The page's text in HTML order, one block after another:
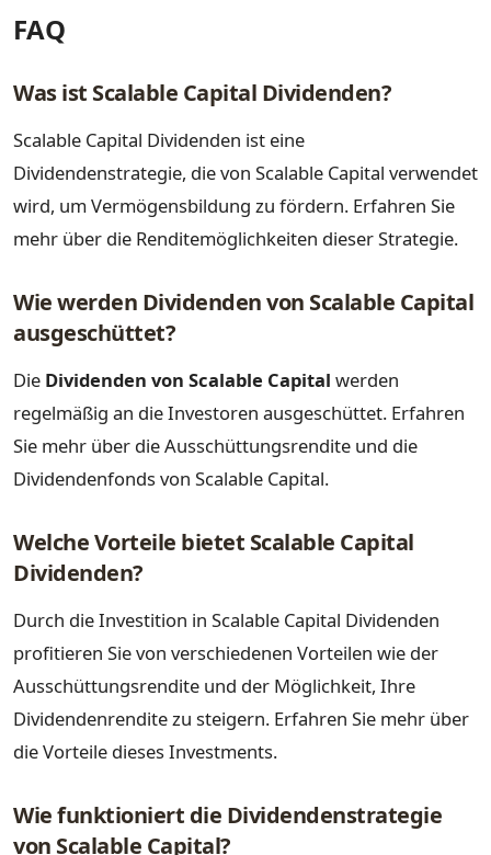
FAQ
Was ist Scalable Capital Dividenden?
Scalable Capital Dividenden ist eine
Dividendenstrategie, die von Scalable Capital verwendet
wird, um Vermögensbildung zu fördern. Erfahren Sie
mehr über die Renditemöglichkeiten dieser Strategie.
Wie werden Dividenden von Scalable Capital
ausgeschüttet?
Die Dividenden von Scalable Capital werden
regelmäßig an die Investoren ausgeschüttet. Erfahren
Sie mehr über die Ausschüttungsrendite und die
Dividendenfonds von Scalable Capital.
Welche Vorteile bietet Scalable Capital
Dividenden?
Durch die Investition in Scalable Capital Dividenden
profitieren Sie von verschiedenen Vorteilen wie der
Ausschüttungsrendite und der Möglichkeit, Ihre
Dividendenrendite zu steigern. Erfahren Sie mehr über
die Vorteile dieses Investments.
Wie funktioniert die Dividendenstrategie
von Scalable Capital?